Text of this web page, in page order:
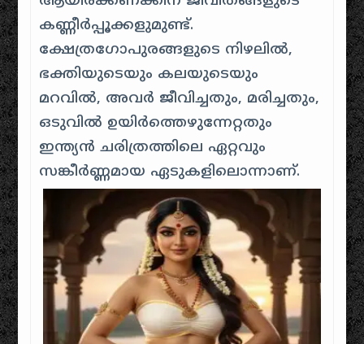
കണ്ണീർപ്പൂക്കളുമുണ്ട്.
ക്ഷേത്രഗോപുരങ്ങളുടെ നിഴലിൽ,
ഭക്തിയുടെയും കലയുടെയും
മറവിൽ, അവർ ജീവിച്ചതും, മരിച്ചതും,
ഒടുവിൽ ഉയിർത്തെഴുന്നേറ്റതും
ഇന്ത്യൻ ചരിത്രത്തിലെ ഏറ്റവും
സങ്കീർണ്ണമായ ഏടുകളിലൊന്നാണ്.